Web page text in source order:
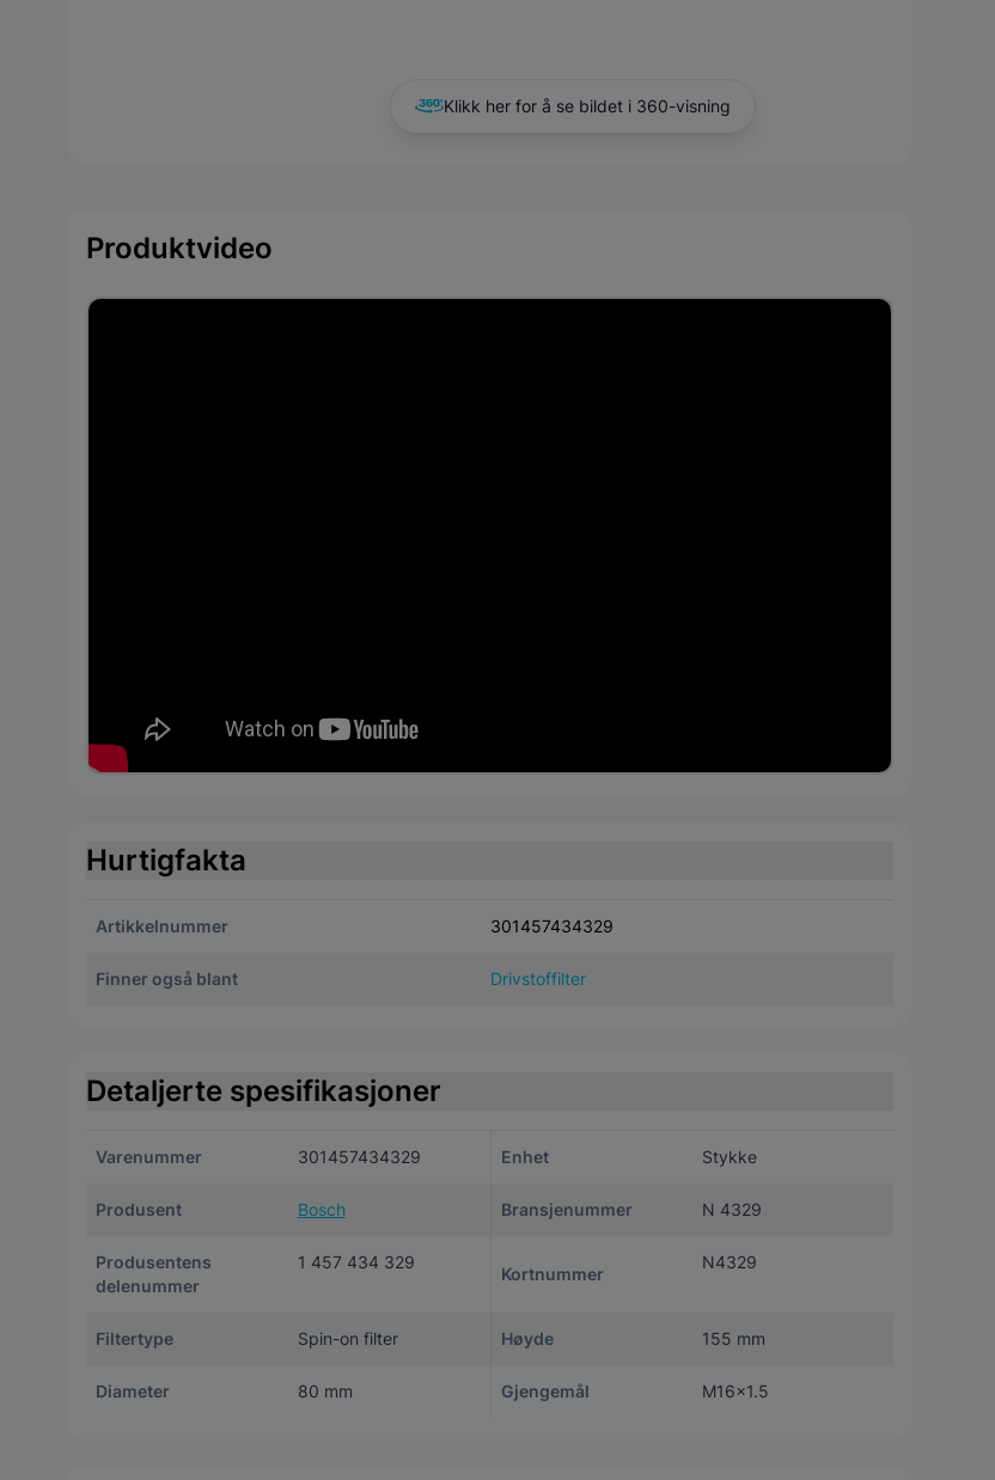
Klikk her for å se bildet i 360-visning
Produktvideo
Hurtigfakta
Artikkelnummer 301457434329
Finner også blant Drivstoffilter
Detaljerte spesifikasjoner
Varenummer 301457434329 Enhet Stykke
Produsent Bosch Bransjenummer N 4329
Produsentens
delenummer
1 457 434 329
Kortnummer
N4329
Filtertype Spin-on filter Høyde 155 mm
Diameter 80 mm Gjengemål M16x1.5